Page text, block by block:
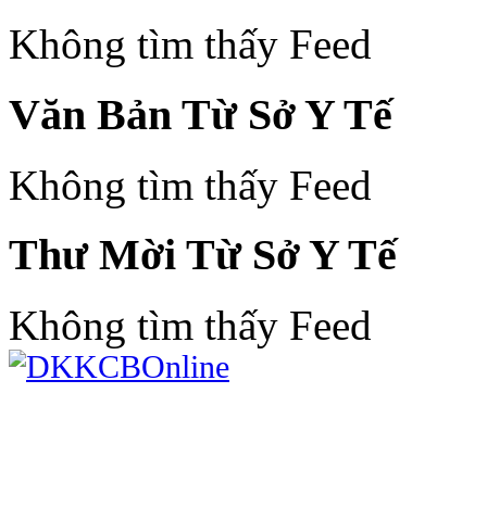
Không tìm thấy Feed
Văn Bản Từ Sở Y Tế
Không tìm thấy Feed
Thư Mời Từ Sở Y Tế
Không tìm thấy Feed